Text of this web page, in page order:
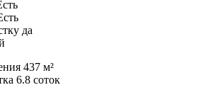
да
437 м²
6.8 соток